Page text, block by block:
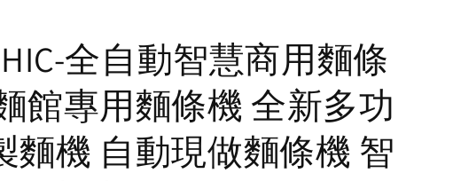
全自動智慧商用麵條
館專用麵條機 全新多功
麵機 自動現做麵條機 智